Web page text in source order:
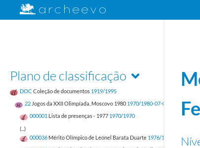
Plano de classificação
DOC Coleção de documentos 1919/1995
22 Jogos da XXII Olimpíada, Moscovo 1980 1970/1980-07-03
000001 Lista de presenças - 1977 1970/1970
(...)
000036 Mérito Olímpico de Leonel Barata Duarte 1976/1976